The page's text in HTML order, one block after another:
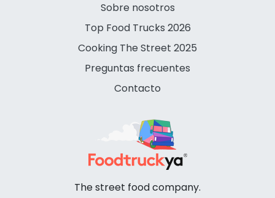
Sobre nosotros
Top Food Trucks 2026
Cooking The Street 2025
Preguntas frecuentes
Contacto
The street food company.